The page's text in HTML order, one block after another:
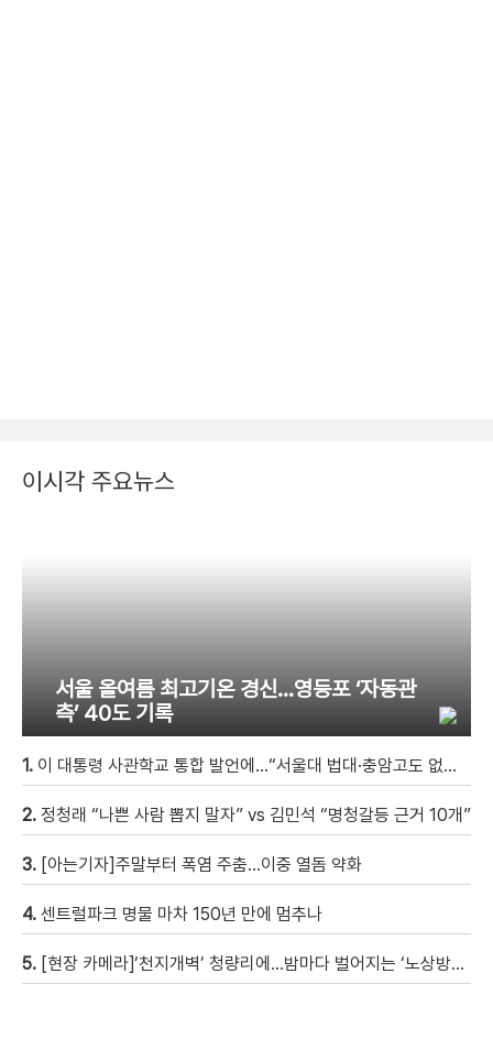
이시각 주요뉴스
서울 올여름 최고기온 경신…영등포 ‘자동관
측’ 40도 기록
1. 이 대통령 사관학교 통합 발언에…“서울대 법대·충암고도 없애나”
2. 정청래 “나쁜 사람 뽑지 말자” vs 김민석 “명청갈등 근거 10개”
3. [아는기자]주말부터 폭염 주춤…이중 열돔 약화
4. 센트럴파크 명물 마차 150년 만에 멈추나
5. [현장 카메라]‘천지개벽’ 청량리에…밤마다 벌어지는 ‘노상방뇨 전쟁’